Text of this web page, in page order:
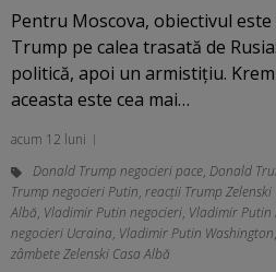
Pentru Moscova, obiectivul
Trump pe calea trasată de
politică, apoi un armistițiu.
aceasta este cea mai…
acum 12 luni
Donald Trump negocieri pace, Donald
Trump negocieri Putin, reacții Trump Zelenski
Albă, Vladimir Putin negocieri, Vladimir Putin
negocieri Ucraina, Vladimir Putin Washington,
zâmbete Zelenski Casa Albă